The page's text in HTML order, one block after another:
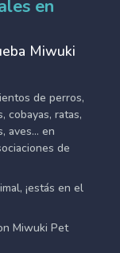
en
Miwuki
de perros,
cobayas, ratas,
aves... en
de
¡estás en el
Miwuki Pet